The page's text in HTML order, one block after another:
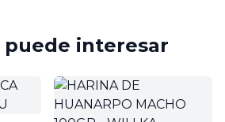
interesar